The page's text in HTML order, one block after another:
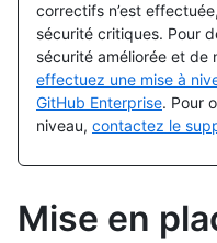
correctifs n’est
sécurité critiques. Pour
sécurité améliorée et de
effectuez une mise à
GitHub Enterprise. Pour
niveau, contactez le
Mise en